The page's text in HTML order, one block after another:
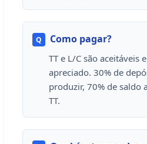
Q Como pagar?
TT e L/C são aceitáveis
apreciado. 30% de
produzir, 70% de saldo
TT.